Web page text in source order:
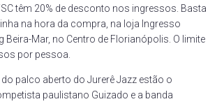
têm 20% de desconto nos ingressos. Basta
na hora da compra, na loja Ingresso
Beira-Mar, no Centro de Florianópolis. O limite
por pessoa.
palco aberto do Jurerê Jazz estão o
paulistano Guizado e a banda